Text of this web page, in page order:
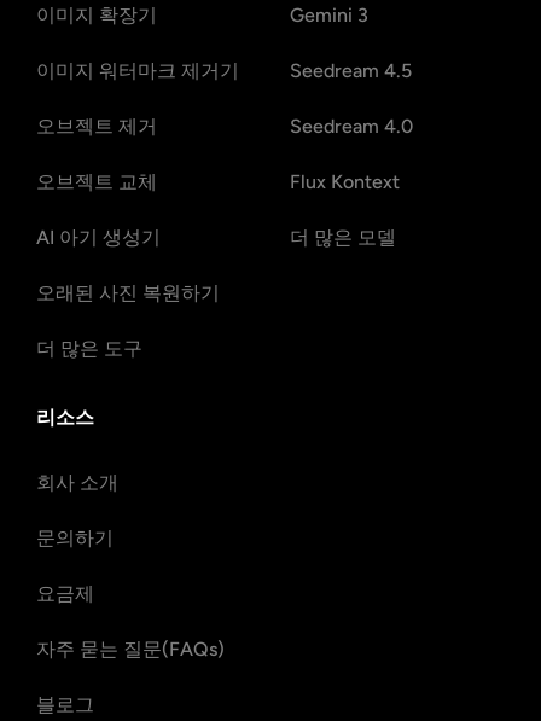
이미지 확장기
이미지 워터마크 제거기
오브젝트 제거
오브젝트 교체
AI 아기 생성기
오래된 사진 복원하기
더 많은 도구
Gemini 3
Seedream 4.5
Seedream 4.0
Flux Kontext
더 많은 모델
리소스
회사 소개
문의하기
요금제
자주 묻는 질문(FAQs)
블로그